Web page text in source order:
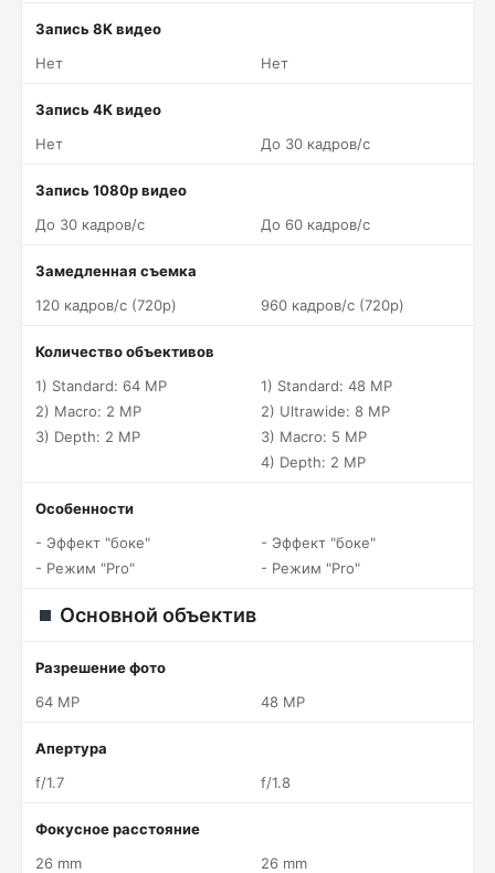
Запись 8K видео
Нет
Нет
Запись 4K видео
Нет
До 30 кадров/c
Запись 1080p видео
До 30 кадров/c
До 60 кадров/c
Замедленная съемка
120 кадров/c (720p)
960 кадров/c (720p)
Количество объективов
1) Standard: 64 MP
2) Macro: 2 MP
3) Depth: 2 MP
1) Standard: 48 MP
2) Ultrawide: 8 MP
3) Macro: 5 MP
4) Depth: 2 MP
Особенности
- Эффект "боке"
- Режим "Pro"
- Эффект "боке"
- Режим "Pro"
Основной объектив
Разрешение фото
64 MP
48 MP
Апертура
f/1.7
f/1.8
Фокусное расстояние
26 mm
26 mm